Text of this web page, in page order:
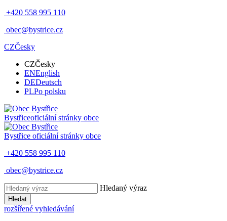
+420 558 995 110
obec@bystrice.cz
CZČesky
CZČesky
ENEnglish
DEDeutsch
PLPo polsku
Bystřiceoficiální stránky obce
Bystřice oficiální stránky obce
+420 558 995 110
obec@bystrice.cz
Hledaný výraz
Hledat
rozšířené vyhledávání